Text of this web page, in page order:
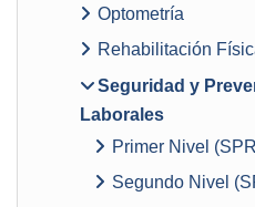
Optometría
Rehabilitación
Seguridad y
Laborales
Primer Nivel
Segundo Nivel